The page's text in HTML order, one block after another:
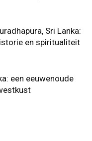
Sri Lanka:
en spiritualiteit
een eeuwenoude